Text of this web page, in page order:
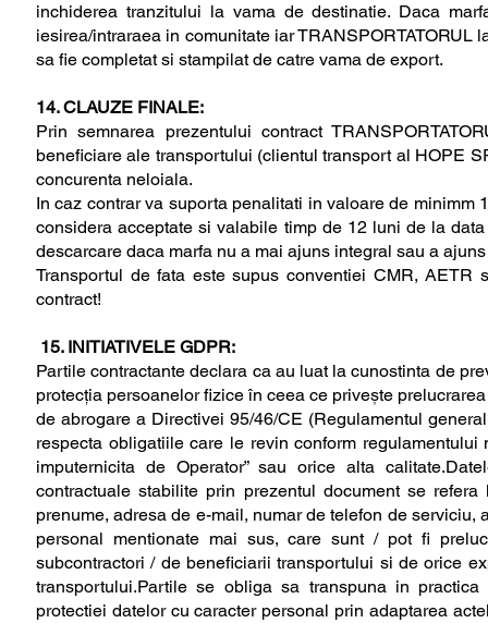
inchiderea tranzitului la vama de destinatie. Daca
iesirea/intraraea in comunitate iar
sa fie completat si stampilat de catre vama de export.
14. CLAUZE FINALE:
Prin semnarea prezentului contract
beneficiare ale transportului (clientul transport al HOPE
concurenta neloiala.
In caz contrar va suporta penalitati in valoare de
considera acceptate si valabile timp de 12 luni de la
descarcare daca marfa nu a mai ajuns integral sau a
Transportul de fata este supus conventiei CMR,
contract!
15. INITIATIVELE GDPR:
Partile contractante declara ca au luat la cunostinta de
protecția persoanelor fizice în ceea ce privește
de abrogare a Directivei 95/46/CE (Regulamentul
respecta obligatiile care le revin conform regulamentului
imputernicita de Operator” sau orice alta
contractuale stabilite prin prezentul document se
prenume, adresa de e-mail, numar de telefon de
personal mentionate mai sus, care sunt / pot fi
subcontractori / de beneficiarii transportului si de orice
transportului.Partile se obliga sa transpuna in
protectiei datelor cu caracter personal prin adaptarea